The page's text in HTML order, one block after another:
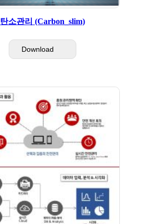
탄소관리 (Carbon_slim)
Download